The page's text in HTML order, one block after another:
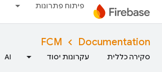
פיתוח פתרונות
Documentation
FCM
סקירה כללית עקרונות יסוד AI